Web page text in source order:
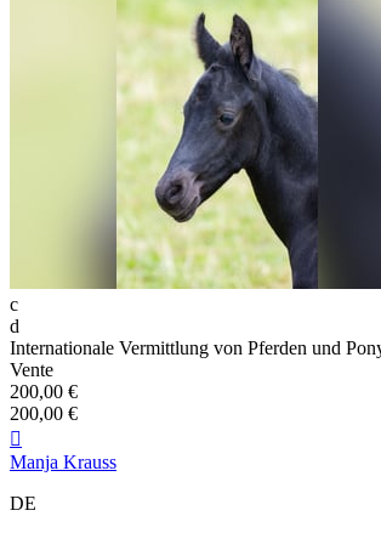
c
d
Internationale Vermittlung von Pferden und
Vente
200,00 €
200,00 €

Manja Krauss
DE